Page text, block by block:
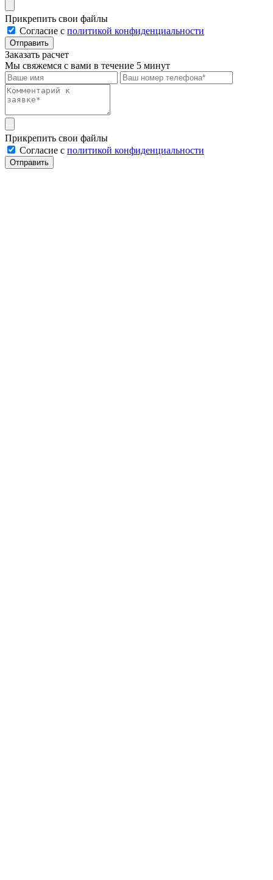
Прикрепить свои файлы
Cогласие с политикой конфиденциальности
Отправить
Заказать расчет
Мы свяжемся с вами в течение 5 минут
Прикрепить свои файлы
Cогласие с политикой конфиденциальности
Отправить